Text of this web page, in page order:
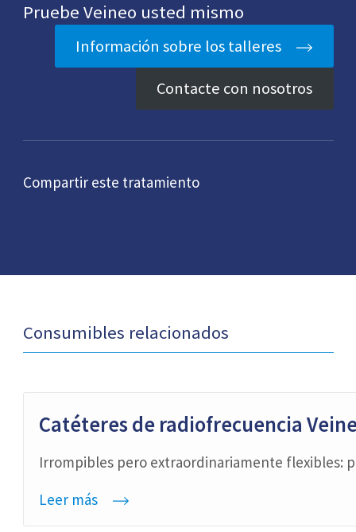
Pruebe Veineo usted mismo
Información sobre los talleres
Contacte con nosotros
Compartir este tratamiento
Consumibles relacionados
Catéteres de radiofrecuencia
Irrompibles pero extraordinariamente flexibles:
Leer más